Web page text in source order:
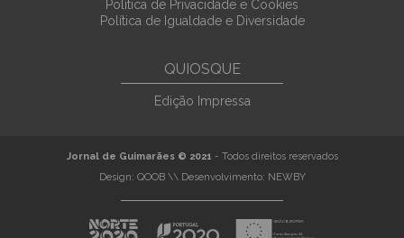
Política de Privacidade e Cookies
Política de Igualdade e Diversidade
QUIOSQUE
Edição Impressa
Jornal de Guimarães © 2021 - Todos direitos reservados
Design: QOOB\\ Desenvolvimento: NEWBY